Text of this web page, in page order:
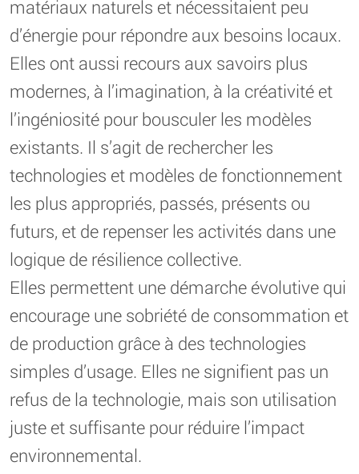
matériaux naturels et nécessitaient peu
d’énergie pour répondre aux besoins locaux.
Elles ont aussi recours aux savoirs plus
modernes, à l’imagination, à la créativité et
l’ingéniosité pour bousculer les modèles
existants. Il s’agit de rechercher les
technologies et modèles de fonctionnement
les plus appropriés, passés, présents ou
futurs, et de repenser les activités dans une
logique de résilience collective.
Elles permettent une démarche évolutive qui
encourage une sobriété de consommation et
de production grâce à des technologies
simples d’usage. Elles ne signifient pas un
refus de la technologie, mais son utilisation
juste et suffisante pour réduire l’impact
environnemental.